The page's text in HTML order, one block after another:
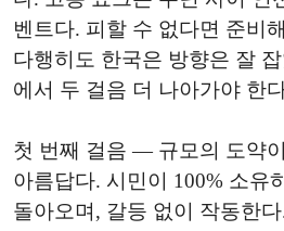
벤트다. 피할 수 없다면 준비
다행히도 한국은 방향은 잘
에서 두 걸음 더 나아가야 한
첫 번째 걸음 — 규모의 도약
아름답다. 시민이 100% 소유
돌아오며, 갈등 없이 작동한